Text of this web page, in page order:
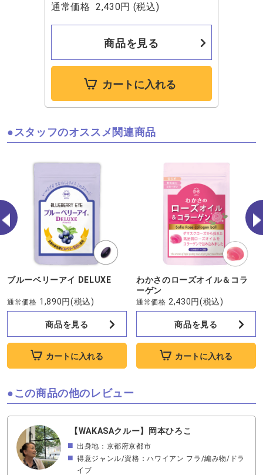
通常価格 2,430円 (税込)
商品を見る
カートに入れる
スタッフのオススメ関連商品
ブルーベリーアイ DELUXE
通常価格 1,890円(税込)
商品を見る
カートに入れる
わかさのローズオイル＆コラ
ーゲン
通常価格 2,430円(税込)
商品を見る
カートに入れる
この商品の他のレビュー
【WAKASAクルー】岡本ひろこ
出身地：京都府京都市
得意ジャンル/資格：ハワイアン フラ/編み物/ドラ
イブ